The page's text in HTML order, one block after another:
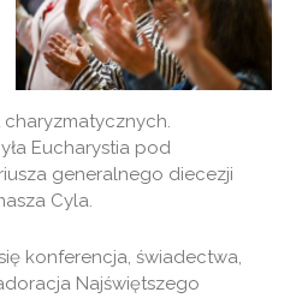
Eucharystia pod
generalnego diecezji
Cyla.
konferencja, świadectwa,
Najświętszego